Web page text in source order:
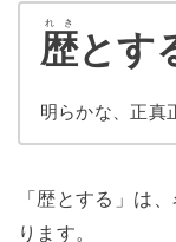
歴
れき
とす
明らかな、正真
「歴とする」は
ります。